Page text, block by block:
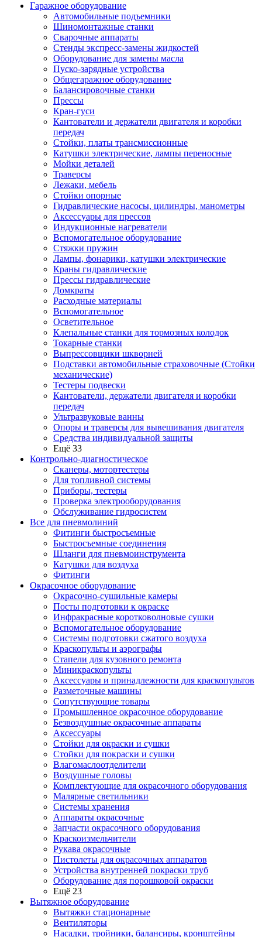
Гаражное оборудование
Автомобильные подъемники
Шиномонтажные станки
Сварочные аппараты
Стенды экспресс-замены жидкостей
Оборудование для замены масла
Пуско-зарядные устройства
Общегаражное оборудование
Балансировочные станки
Прессы
Кран-гуси
Кантователи и держатели двигателя и коробки
передач
Стойки, платы трансмиссионные
Катушки электрические, лампы переносные
Мойки деталей
Траверсы
Лежаки, мебель
Стойки опорные
Гидравлические насосы, цилиндры, манометры
Аксессуары для прессов
Индукционные нагреватели
Вспомогательное оборудование
Стяжки пружин
Лампы, фонарики, катушки электрические
Краны гидравлические
Прессы гидравлические
Домкраты
Расходные материалы
Вспомогательное
Осветительное
Клепальные станки для тормозных колодок
Токарные станки
Выпрессовщики шкворней
Подставки автомобильные страховочные (Стойки
механические)
Тестеры подвески
Кантователи, держатели двигателя и коробки
передач
Ультразвуковые ванны
Опоры и траверсы для вывешивания двигателя
Средства индивидуальной защиты
Ещё 33
Контрольно-диагностическое
Сканеры, мотортестеры
Для топливной системы
Приборы, тестеры
Проверка электрооборудования
Обслуживание гидросистем
Все для пневмолиний
Фитинги быстросъемные
Быстросъемные соединения
Шланги для пневмоинструмента
Катушки для воздуха
Фитинги
Окрасочное оборудование
Окрасочно-сушильные камеры
Посты подготовки к окраске
Инфракрасные коротковолновые сушки
Вспомогательное оборудование
Системы подготовки сжатого воздуха
Краскопульты и аэрографы
Стапели для кузовного ремонта
Миникраскопульты
Аксессуары и принадлежности для краскопультов
Разметочные машины
Сопутствующие товары
Промышленное окрасочное оборудование
Безвоздушные окрасочные аппараты
Аксессуары
Стойки для окраски и сушки
Стойки для покраски и сушки
Влагомаслоотделители
Воздушные головы
Комплектующие для окрасочного оборудования
Малярные светильники
Системы хранения
Аппараты окрасочные
Запчасти окрасочного оборудования
Краскоизмельчители
Рукава окрасочные
Пистолеты для окрасочных аппаратов
Устройства внутренней покраски труб
Оборудование для порошковой окраски
Ещё 23
Вытяжное оборудование
Вытяжки стационарные
Вентиляторы
Насадки, тройники, балансиры, кронштейны